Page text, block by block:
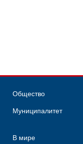
Общество
Муниципалитет
В мире